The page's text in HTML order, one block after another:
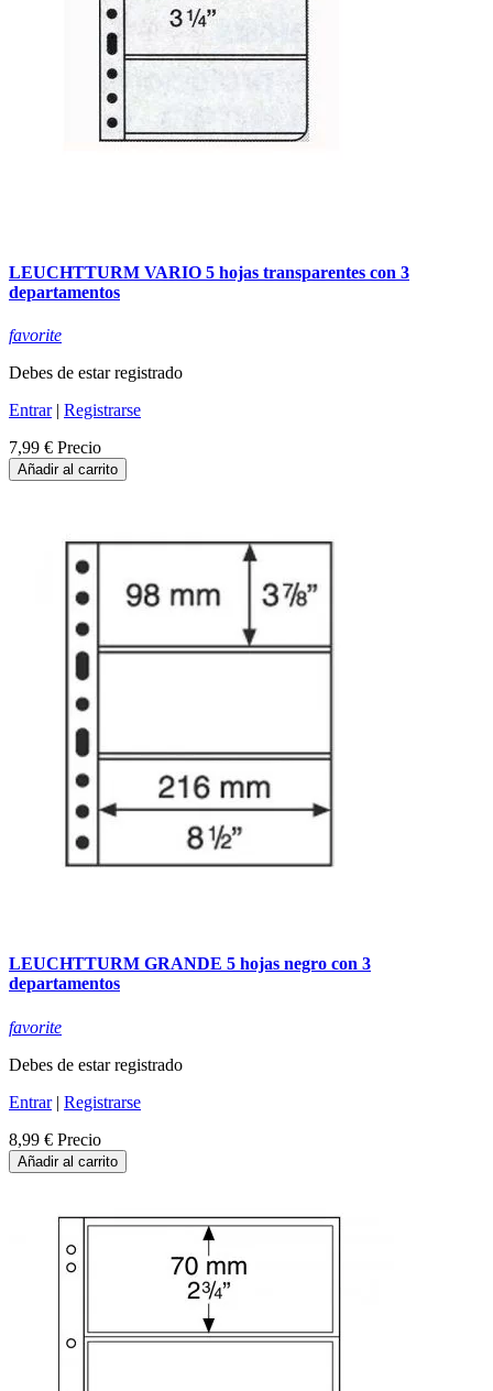
LEUCHTTURM VARIO 5 hojas transparentes con 3
departamentos
favorite
Debes de estar registrado
Entrar| Registrarse
7,99 € Precio
Añadir al carrito
LEUCHTTURM GRANDE 5 hojas negro con 3
departamentos
favorite
Debes de estar registrado
Entrar| Registrarse
8,99 € Precio
Añadir al carrito